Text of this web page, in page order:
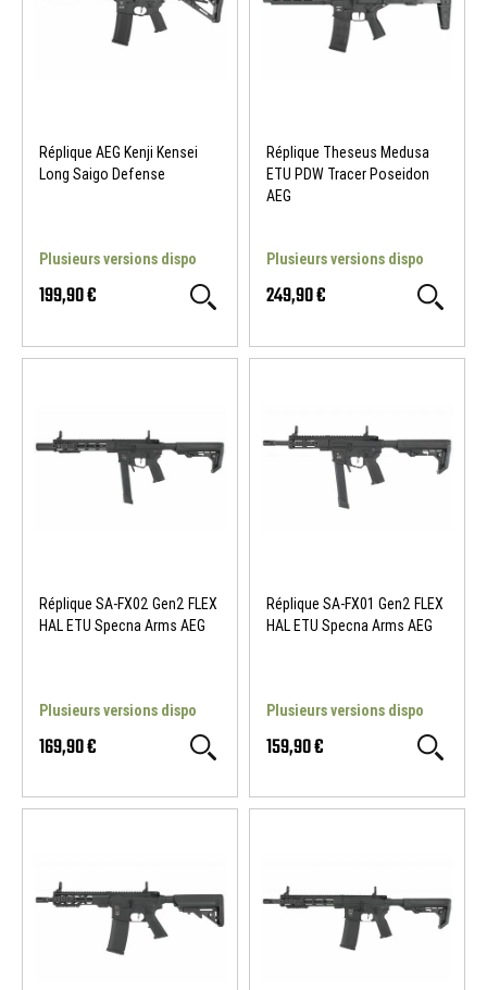
Réplique AEG Kenji Kensei
Long Saigo Defense
Plusieurs versions dispo
199,90 €
Réplique Theseus Medusa
ETU PDW Tracer Poseidon
AEG
Plusieurs versions dispo
249,90 €
Réplique SA-FX02 Gen2 FLEX
HAL ETU Specna Arms AEG
Plusieurs versions dispo
169,90 €
Réplique SA-FX01 Gen2 FLEX
HAL ETU Specna Arms AEG
Plusieurs versions dispo
159,90 €